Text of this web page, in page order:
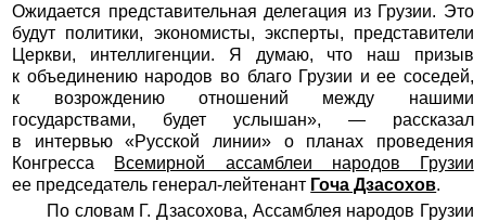
Ожидается представительная делегация из Грузии. Это
будут политики, экономисты, эксперты, представители
Церкви, интеллигенции. Я думаю, что наш призыв
к объединению народов во благо Грузии и ее соседей,
к возрождению отношений между нашими
государствами, будет услышан», — рассказал
в интервью «Русской линии» о планах проведения
Конгресса Всемирной ассамблеи народов Грузии
ее председатель генерал-лейтенант Гоча Дзасохов.
По словам Г. Дзасохова, Ассамблея народов Грузии